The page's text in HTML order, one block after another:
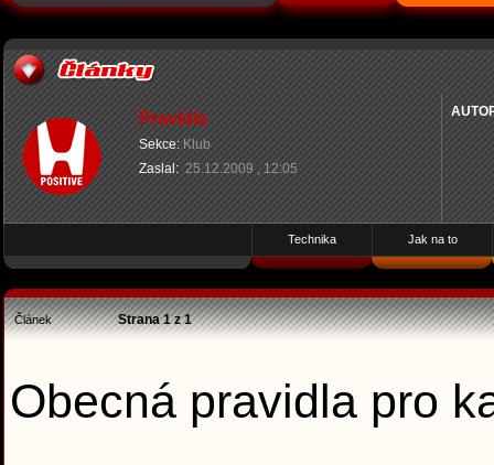
Pravidla
Sekce: Klub
Zaslal: 25.12.2009 , 12:05
Technika Jak na to
Článek Strana1z1
Obecná pravidla pro